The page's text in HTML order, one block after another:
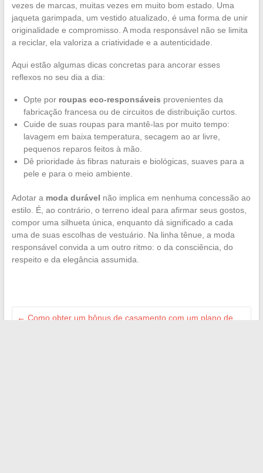
vezes de marcas, muitas vezes em muito bom estado. Uma
jaqueta garimpada, um vestido atualizado, é uma forma de unir
originalidade e compromisso. A moda responsável não se limita
a reciclar, ela valoriza a criatividade e a autenticidade.
Aqui estão algumas dicas concretas para ancorar esses
reflexos no seu dia a dia:
Opte por roupas eco-responsáveis provenientes da
fabricação francesa ou de circuitos de distribuição curtos.
Cuide de suas roupas para mantê-las por muito tempo:
lavagem em baixa temperatura, secagem ao ar livre,
pequenos reparos feitos à mão.
Dê prioridade às fibras naturais e biológicas, suaves para a
pele e para o meio ambiente.
Adotar a moda durável não implica em nenhuma concessão ao
estilo. É, ao contrário, o terreno ideal para afirmar seus gostos,
compor uma silhueta única, enquanto dá significado a cada
uma de suas escolhas de vestuário. Na linha tênue, a moda
responsável convida a um outro ritmo: o da consciência, do
respeito e da elegância assumida.
← Como obter um bônus de casamento com um plano de